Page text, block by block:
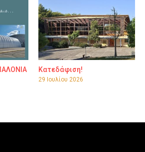
Κατεδάφιση!
29 Ιουλίου 2026